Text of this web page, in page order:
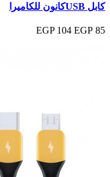
كابل USBكانون للكاميرا
85 EGP
104 EGP